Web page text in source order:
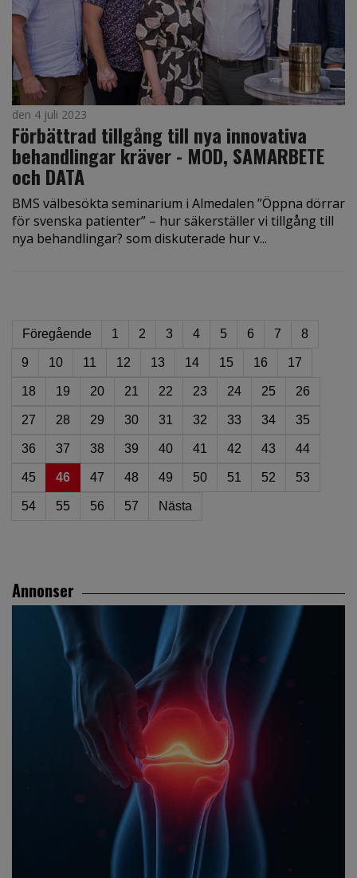
den 4 juli 2023
Förbättrad tillgång till nya innovativa
behandlingar kräver - MOD, SAMARBETE
och DATA
BMS välbesökta seminarium i Almedalen ”Öppna dörrar
för svenska patienter” – hur säkerställer vi tillgång till
nya behandlingar? som diskuterade hur v...
Föregående 1 2 3 4 5 6 7 8
9 10 11 12 13 14 15 16 17
18 19 20 21 22 23 24 25 26
27 28 29 30 31 32 33 34 35
36 37 38 39 40 41 42 43 44
45 46 47 48 49 50 51 52 53
54 55 56 57 Nästa
Annonser